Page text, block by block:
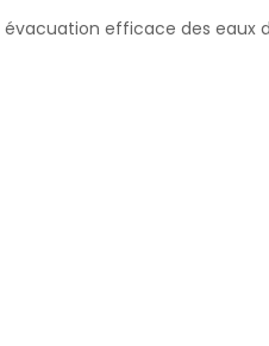
efficace des eaux